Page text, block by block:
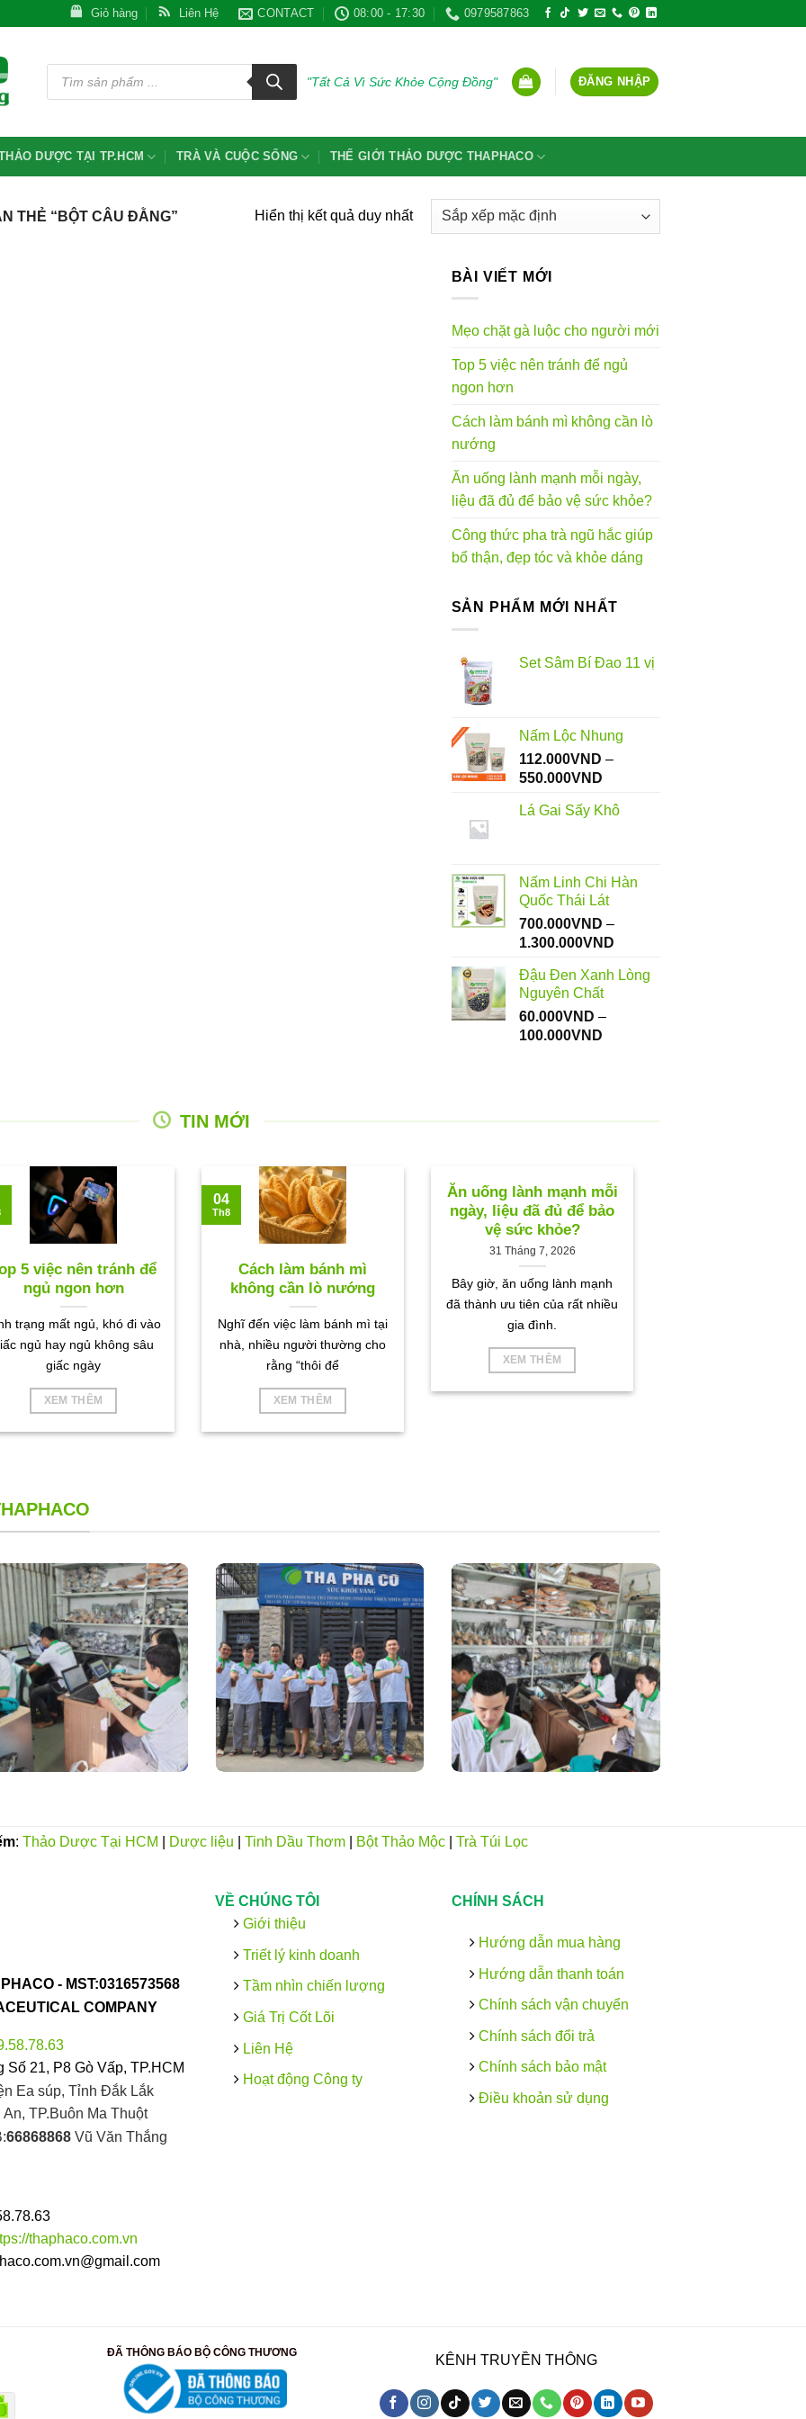
Giỏ hàng Liên Hệ CONTACT 08:00 - 17:30 0979587863
Tìm
kiếm
phẩm
"Tất Cả Vì Sức Khỏe Cộng Đồng" ĐĂNG NHẬP
DƯỢC TẠI TP.HCM TRÀ VÀ CUỘC SỐNG THẾ GIỚI THẢO DƯỢC THAPHACO
THẺ “BỘT CÂU ĐẰNG” Hiển thị kết quả duy nhất
BÀI VIẾT MỚI
Mẹo chặt gà luộc cho người mới
Top 5 việc nên tránh để ngủ
ngon hơn
Cách làm bánh mì không cần lò
nướng
Ăn uống lành mạnh mỗi ngày,
liệu đã đủ để bảo vệ sức khỏe?
Công thức pha trà ngũ hắc giúp
bổ thận, đẹp tóc và khỏe dáng
SẢN PHẨM MỚI NHẤT
Set Sâm Bí Đao 11 vị
Nấm Lộc Nhung
112.000VND –
550.000VNDKhoảng
từ
Lá Gai Sấy Khô
Nấm Linh Chi Hàn
Quốc Thái Lát
700.000VND –
1.300.000VNDKhoảng
từ
Đậu Đen Xanh Lòng
Nguyên Chất
60.000VND –
100.000VNDKhoảng
TIN MỚI
5 việc nên tránh để
ngủ ngon hơn
trạng mất ngủ, khó đi vào
ngủ hay ngủ không sâu
giấc ngày
XEM THÊM
Cách làm bánh mì
không cần lò nướng
Nghĩ đến việc làm bánh mì tại
nhà, nhiều người thường cho
rằng “thôi để
XEM THÊM
04
Th8
Ăn uống lành mạnh mỗi
ngày, liệu đã đủ để bảo
vệ sức khỏe?
31 Tháng 7, 2026
Bây giờ, ăn uống lành mạnh
đã thành ưu tiên của rất nhiều
gia đình.
XEM THÊM
: Thảo Dược Tại HCM Dược liệu Tinh Dầu Thơm| Bột Thảo Mộc| Trà Túi Lọc
-MST:0316573568
COMPANY
21, P8 Gò Vấp, TP.HCM
Ea súp, Tỉnh Đắk Lắk
TP.Buôn Ma Thuột
66868868Vũ Văn Thắng
thaphaco.com.vn
VỀ CHÚNG TÔI
Giới thiệu
Triết lý kinh doanh
Tầm nhìn chiến lượng
Giá Trị Cốt Lõi
Liên Hệ
Hoạt động Công ty
CHÍNH SÁCH
Hướng dẫn mua hàng
Hướng dẫn thanh toán
Chính sách vận chuyển
Chính sách đổi trả
Chính sách bảo mật
Điều khoản sử dụng
ĐÃ THÔNG BÁO BỘ CÔNG THƯƠNG KÊNH TRUYỀN THÔNG